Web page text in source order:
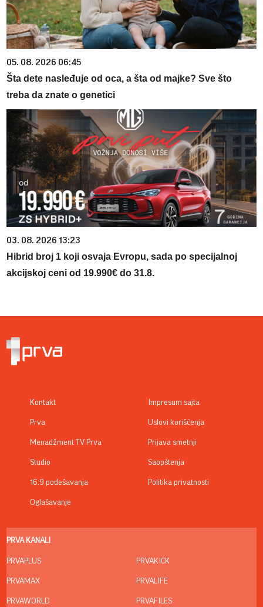
05. 08. 2026 06:45
Šta dete nasleđuje od oca, a šta od majke? Sve što
treba da znate o genetici
03. 08. 2026 13:23
Hibrid broj 1 koji osvaja Evropu, sada po specijalnoj
akcijskoj ceni od 19.990€ do 31.8.
Kontakt
Prva
Menadžment TV Prva
Studio
16:9 podešavanja
Oglašavanje
Impresum sajta
Uslovi korišćenja
Prijava smetnji
Saopštenja
Politika privatnosti
PRVA KANALI
PRVAPLUS
PRVAMAX
PRVAWORLD
PRVAKICK
PRVALIFE
PRVAFILES